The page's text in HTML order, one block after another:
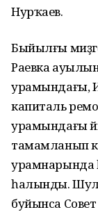
Нурҡаев.
Быйылғы
Раевка
урамындағы,
капиталь
урамындағы
тамамланып
урамнарында
һалынды.
буйынса